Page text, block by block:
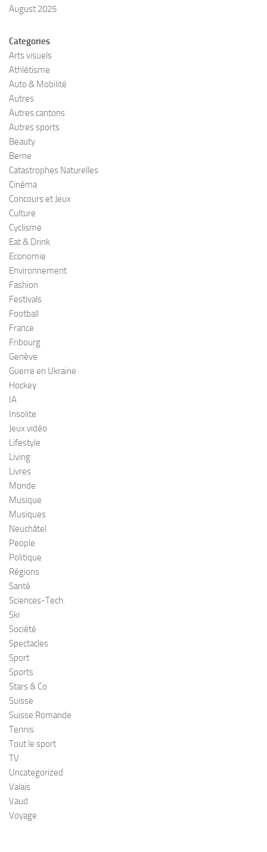
August 2025
Categories
Arts visuels
Athlétisme
Auto & Mobilité
Autres
Autres cantons
Autres sports
Beauty
Berne
Catastrophes Naturelles
Cinéma
Concours et Jeux
Culture
Cyclisme
Eat & Drink
Economie
Environnement
Fashion
Festivals
Football
France
Fribourg
Genève
Guerre en Ukraine
Hockey
IA
Insolite
Jeux vidéo
Lifestyle
Living
Livres
Monde
Musique
Musiques
Neuchâtel
People
Politique
Régions
Santé
Sciences-Tech.
Ski
Société
Spectacles
Sport
Sports
Stars & Co
Suisse
Suisse Romande
Tennis
Tout le sport
TV
Uncategorized
Valais
Vaud
Voyage